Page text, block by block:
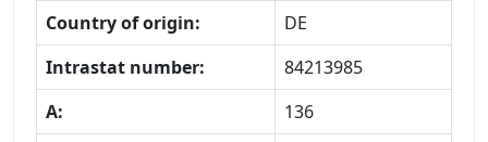
Country of origin:
DE
Intrastat number:
84213985
A:
136